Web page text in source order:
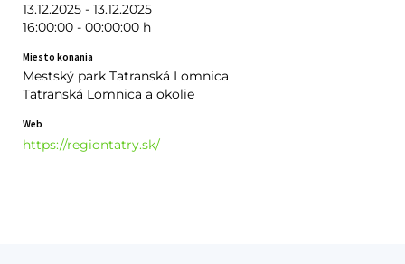
13.12.2025 - 13.12.2025
16:00:00 - 00:00:00 h
Miesto konania
Mestský park Tatranská Lomnica
Tatranská Lomnica a okolie
Web
https://regiontatry.sk/